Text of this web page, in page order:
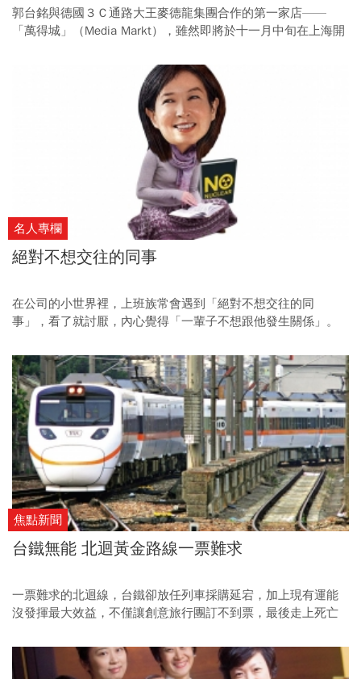
郭台銘與德國３Ｃ通路大王麥德龍集團合作的第一家店——
「萬得城」（Media Markt），雖然即將於十一月中旬在上海開
題？郭台銘的通路策略將有何改變？
名人專欄
絕對不想交往的同事
在公司的小世界裡，上班族常會遇到「絕對不想交往的同
事」，看了就討厭，內心覺得「一輩子不想跟他發生關係」。
焦點新聞
台鐵無能 北迴黃金路線一票難求
一票難求的北迴線，台鐵卻放任列車採購延宕，加上現有運能
沒發揮最大效益，不僅讓創意旅行團訂不到票，最後走上死亡
推託文化令人無法接受！